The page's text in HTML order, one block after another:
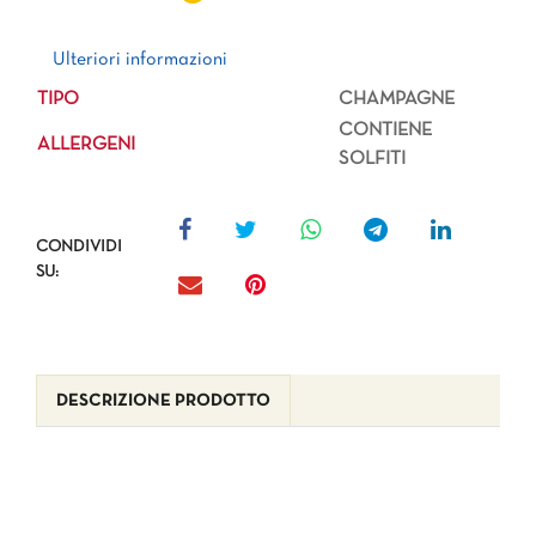
Ulteriori informazioni
Ulteriori informazioni
TIPO CHAMPAGNE
ALLERGENI
CONTIENE
SOLFITI
CONDIVIDI
SU:
DESCRIZIONE PRODOTTO